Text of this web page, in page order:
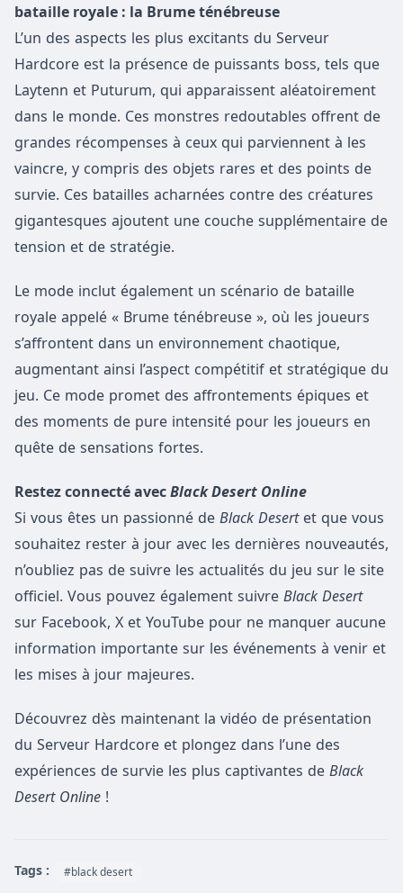
bataille royale : la Brume ténébreuse
L’un des aspects les plus excitants du Serveur
Hardcore est la présence de puissants boss, tels que
Laytenn et Puturum, qui apparaissent aléatoirement
dans le monde. Ces monstres redoutables offrent de
grandes récompenses à ceux qui parviennent à les
vaincre, y compris des objets rares et des points de
survie. Ces batailles acharnées contre des créatures
gigantesques ajoutent une couche supplémentaire de
tension et de stratégie.
Le mode inclut également un scénario de bataille
royale appelé « Brume ténébreuse », où les joueurs
s’affrontent dans un environnement chaotique,
augmentant ainsi l’aspect compétitif et stratégique du
jeu. Ce mode promet des affrontements épiques et
des moments de pure intensité pour les joueurs en
quête de sensations fortes.
Restez connecté avec Black Desert Online
Si vous êtes un passionné de Black Desertet que vous
souhaitez rester à jour avec les dernières nouveautés,
n’oubliez pas de suivre les actualités du jeu sur le site
officiel. Vous pouvez également suivre Black Desert
sur Facebook, X et YouTube pour ne manquer aucune
information importante sur les événements à venir et
les mises à jour majeures.
Découvrez dès maintenant la vidéo de présentation
du Serveur Hardcore et plongez dans l’une des
expériences de survie les plus captivantes de Black
Desert Online !
Tags : #black desert